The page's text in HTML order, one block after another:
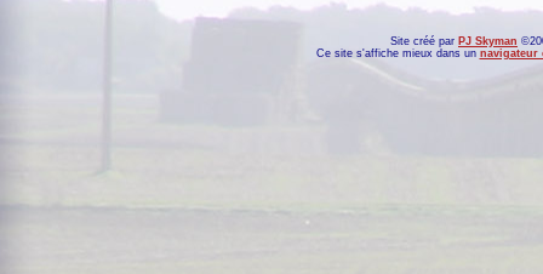
Site créé par PJ Skyman
Ce site s'affiche mieux dans un navigateur